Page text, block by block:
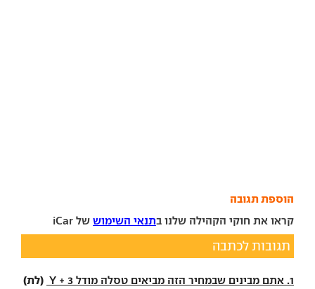
הוספת תגובה
קראו את חוקי הקהילה שלנו בתנאי השימוש של iCar
תגובות לכתבה
1. אתם מבינים שבמחיר הזה מביאים טסלה מודל Y + 3 (לת)